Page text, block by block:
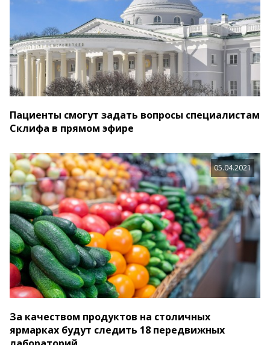
Пациенты смогут задать вопросы специалистам
Склифа в прямом эфире
05.04.2021
За качеством продуктов на столичных
ярмарках будут следить 18 передвижных